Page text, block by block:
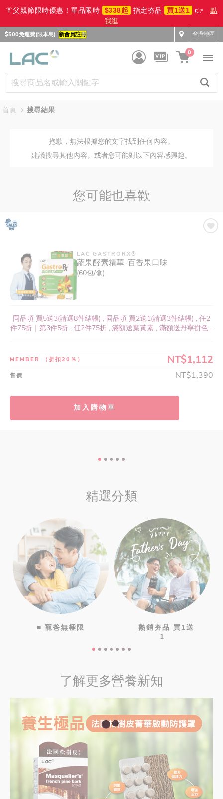
👔父親節限時優惠！單品限時 $338起 指定夯品 買1送1 👉
點
我逛
$500免運費(限本島) 新會員註冊 台灣地區
0
首頁 搜尋結果
抱歉，無法根據您的文字找到任何內容。
建議搜尋其他內容。或者您可能對以下內容感興趣。
您可能也喜歡
LAC GASTRORX®
蔬果酵素精華-百香果口味
(60包/盒)
同品項 買5送3(請選8件結帳) , 同品項 買2送1(請選3件結帳) , 任2
件75折｜第3件5折 , 任2件75折 , 滿額送葉黃素 , 滿額送丹寧拼色...
MEMBER （折扣20％） NT$1,112
售價 NT$1,390
加入購物車
精選分類
■ 寵爸無極限
熱銷夯品 買1送
1
了解更多營養新知